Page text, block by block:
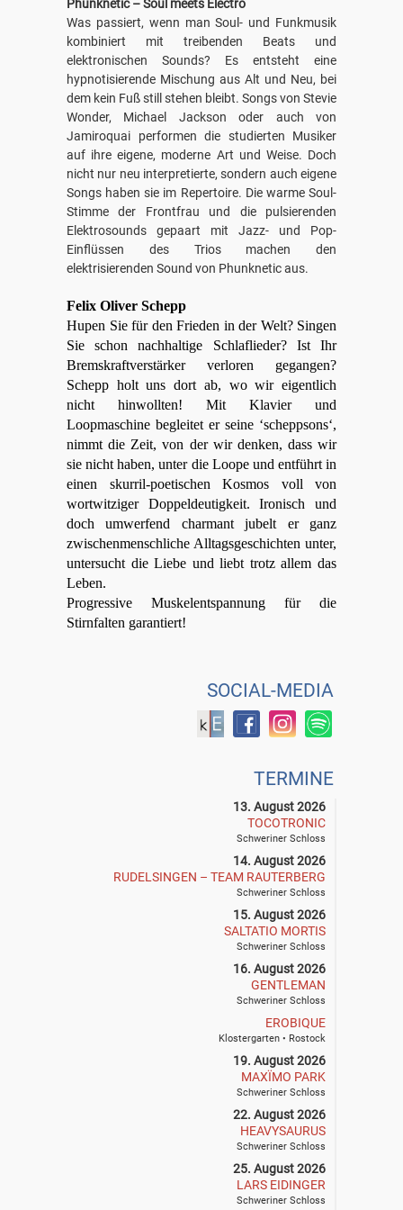
Phunknetic – Soul meets Electro
Was passiert, wenn man Soul- und Funkmusik
kombiniert mit treibenden Beats und
elektronischen Sounds? Es entsteht eine
hypnotisierende Mischung aus Alt und Neu, bei
dem kein Fuß still stehen bleibt. Songs von Stevie
Wonder, Michael Jackson oder auch von
Jamiroquai performen die studierten Musiker
auf ihre eigene, moderne Art und Weise. Doch
nicht nur neu interpretierte, sondern auch eigene
Songs haben sie im Repertoire. Die warme Soul-
Stimme der Frontfrau und die pulsierenden
Elektrosounds gepaart mit Jazz- und Pop-
Einflüssen des Trios machen den
elektrisierenden Sound von Phunknetic aus.
Felix Oliver Schepp
Hupen Sie für den Frieden in der Welt? Singen
Sie schon nachhaltige Schlaflieder? Ist Ihr
Bremskraftverstärker verloren gegangen?
Schepp holt uns dort ab, wo wir eigentlich
nicht hinwollten! Mit Klavier und
Loopmaschine begleitet er seine ‘scheppsons‘,
nimmt die Zeit, von der wir denken, dass wir
sie nicht haben, unter die Loope und entführt in
einen skurril-poetischen Kosmos voll von
wortwitziger Doppeldeutigkeit. Ironisch und
doch umwerfend charmant jubelt er ganz
zwischenmenschliche Alltagsgeschichten unter,
untersucht die Liebe und liebt trotz allem das
Leben.
Progressive Muskelentspannung für die
Stirnfalten garantiert!
SOCIAL-MEDIA
TERMINE
13. August 2026
TOCOTRONIC
Schweriner Schloss
14. August 2026
RUDELSINGEN – TEAM RAUTERBERG
Schweriner Schloss
15. August 2026
SALTATIO MORTIS
Schweriner Schloss
16. August 2026
GENTLEMAN
Schweriner Schloss
EROBIQUE
Klostergarten • Rostock
19. August 2026
MAXÏMO PARK
Schweriner Schloss
22. August 2026
HEAVYSAURUS
Schweriner Schloss
25. August 2026
LARS EIDINGER
Schweriner Schloss